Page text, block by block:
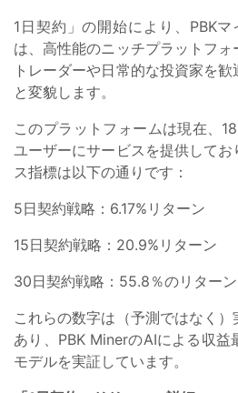
1日契約」の開始により、PBKマ
は、高性能のニッチプラットフォ
トレーダーや日常的な投資家を
と変貌します。
このプラットフォームは現在、
ユーザーにサービスを提供して
ス指標は以下の通りです：
5日契約戦略：6.17%リターン
15日契約戦略：20.9%リターン
30日契約戦略：55.8％のリターン
これらの数字は（予測ではなく
あり、PBK MinerのAIによる収益
モデルを実証しています。